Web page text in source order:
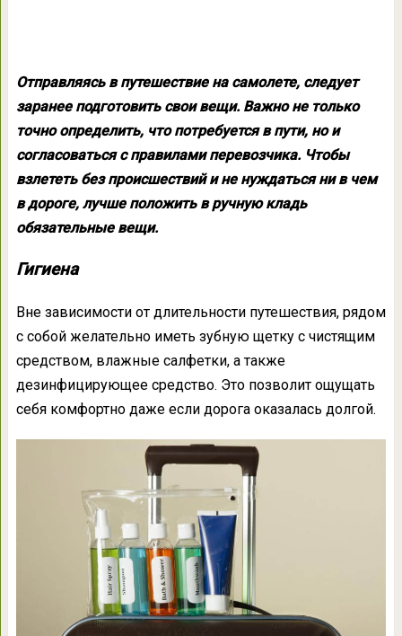
Отправляясь в путешествие на самолете, следует
заранее подготовить свои вещи. Важно не только
точно определить, что потребуется в пути, но и
согласоваться с правилами перевозчика. Чтобы
взлететь без происшествий и не нуждаться ни в чем
в дороге, лучше положить в ручную кладь
обязательные вещи.
Гигиена
Вне зависимости от длительности путешествия, рядом
с собой желательно иметь зубную щетку с чистящим
средством, влажные салфетки, а также
дезинфицирующее средство. Это позволит ощущать
себя комфортно даже если дорога оказалась долгой.